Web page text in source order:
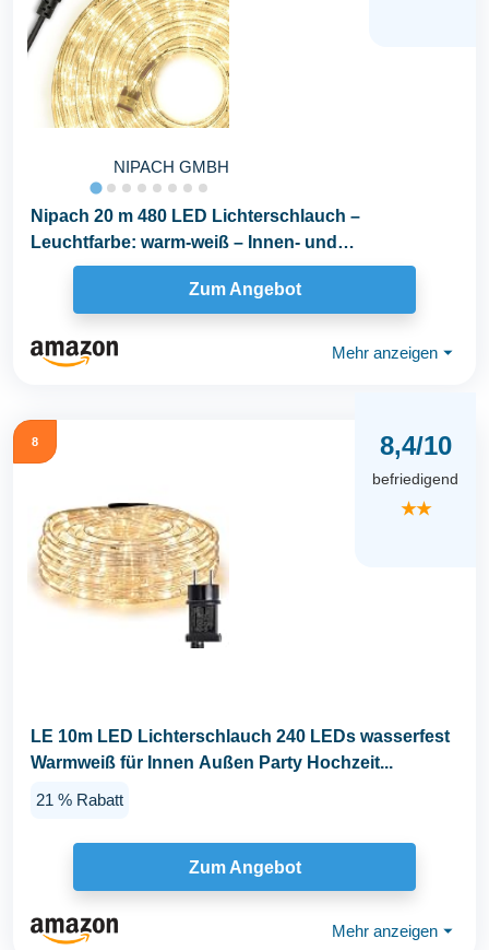
NIPACH GMBH
Nipach 20 m 480 LED Lichterschlauch –
Leuchtfarbe: warm-weiß – Innen- und
Außenbereich
Zum Angebot
Mehr anzeigen ⏷
8 8,4/10
befriedigend
★★
LE 10m LED Lichterschlauch 240 LEDs wasserfest
Warmweiß für Innen Außen Party Hochzeit...
21 % Rabatt
Zum Angebot
Mehr anzeigen ⏷